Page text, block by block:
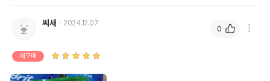
씨새 2024.12.07
재구매
0